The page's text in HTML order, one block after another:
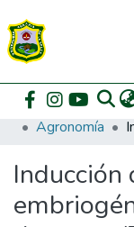
Communities &
All of DSpace
DSpace Statistics
Home Pregrado
Agronomía
Inducción